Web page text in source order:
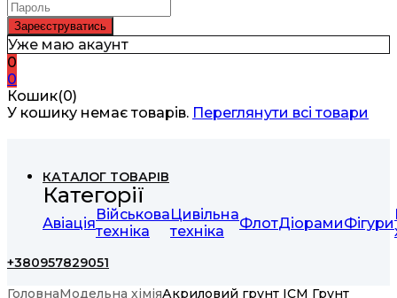
Уже маю акаунт
0
0
Кошик(0)
У кошику немає товарів. Переглянути всі товари
КАТАЛОГ ТОВАРІВ
Категорії
АвіаціяВійськова
техніка
Цивільна
техніка
ФлотДіорамиФігури
+380957829051
ГоловнаМодельна хіміяАкриловий грунт ICM Грунт